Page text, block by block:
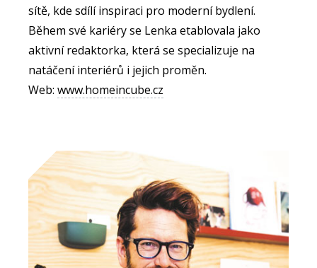
sítě, kde sdílí inspiraci pro moderní bydlení.
Během své kariéry se Lenka etablovala jako
aktivní redaktorka, která se specializuje na
natáčení interiérů i jejich proměn.
Web: www.homeincube.cz